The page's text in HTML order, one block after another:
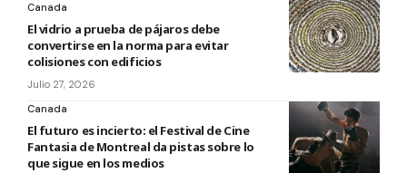
Canada
El vidrio a prueba de pájaros debe
convertirse en la norma para evitar
colisiones con edificios
Julio 27, 2026
Canada
El futuro es incierto: el Festival de Cine
Fantasia de Montreal da pistas sobre lo
que sigue en los medios